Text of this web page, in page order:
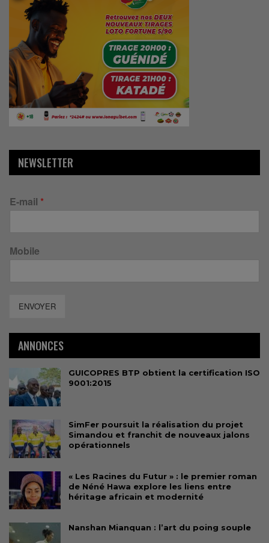
NEWSLETTER
E-mail *
Mobile
ENVOYER
ANNONCES
GUICOPRES BTP obtient la certification ISO
9001:2015
SimFer poursuit la réalisation du projet
Simandou et franchit de nouveaux jalons
opérationnels
« Les Racines du Futur » : le premier roman
de Néné Hawa explore les liens entre
héritage africain et modernité
Nanshan Mianquan : l’art du poing souple